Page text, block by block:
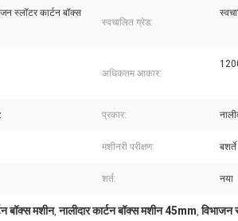
स्लॉटर कार्टन बॉक्स
स्वचालित ग्रेड:
अधिकतम आकार:
प्रकार:
मशीनरी परीक्षण: बशर्ते
शर्त: नया
बॉक्स मशीन,नालीदार कार्टन बॉक्स मशीन 45mm,विभाजन